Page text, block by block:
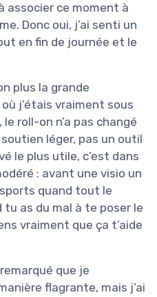
associer ce moment à
Donc oui, j’ai senti un
en fin de journée et le
plus la grande
j’étais vraiment sous
roll-on n’a pas changé
léger, pas un outil
le plus utile, c’est dans
: avant une visio un
quand tout le
tu as du mal à te poser le
vraiment que ça t’aide
que je
flagrante, mais j’ai